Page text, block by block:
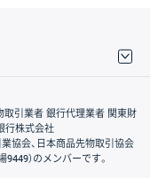
取引業者 銀行代理業者 関東財
行株式会社
協会、日本商品先物取引協会
）のメンバーです。